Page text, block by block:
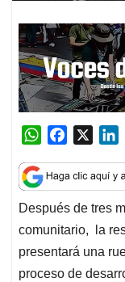
W
a
t
s
A
p
p
c
e
b
o
o
k
n
k
e
d
I
Después de tres
comunitario, la
presentará una
proceso de